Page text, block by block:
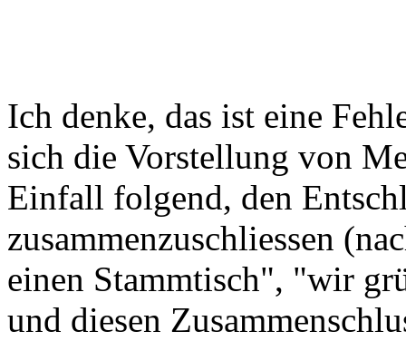
Ich denke, das ist eine
sich die Vorstellung von
Einfall folgend, den
zusammenzuschliessen
einen Stammtisch", "wir
und diesen